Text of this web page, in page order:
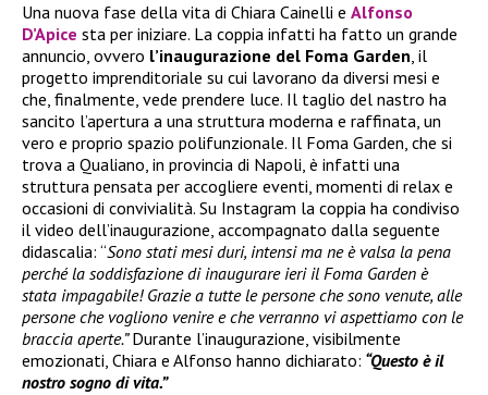
Una nuova fase della vita di Chiara Cainelli e Alfonso
D’Apice sta per iniziare. La coppia infatti ha fatto un grande
annuncio, ovvero l’inaugurazione del Foma Garden, il
progetto imprenditoriale su cui lavorano da diversi mesi e
che, finalmente, vede prendere luce. Il taglio del nastro ha
sancito l’apertura a una struttura moderna e raffinata, un
vero e proprio spazio polifunzionale. Il Foma Garden, che si
trova a Qualiano, in provincia di Napoli, è infatti una
struttura pensata per accogliere eventi, momenti di relax e
occasioni di convivialità. Su Instagram la coppia ha condiviso
il video dell’inaugurazione, accompagnato dalla seguente
didascalia: “Sono stati mesi duri, intensi ma ne è valsa la pena
perché la soddisfazione di inaugurare ieri il Foma Garden è
stata impagabile! Grazie a tutte le persone che sono venute, alle
persone che vogliono venire e che verranno vi aspettiamo con le
braccia aperte.”Durante l’inaugurazione, visibilmente
emozionati, Chiara e Alfonso hanno dichiarato: “Questo è il
nostro sogno di vita.”